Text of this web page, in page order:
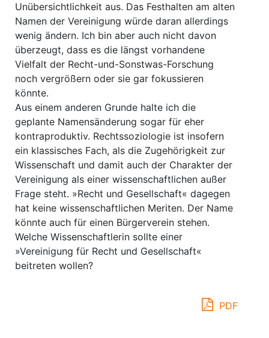
Unübersichtlichkeit aus. Das Festhalten am alten
Namen der Vereinigung würde daran allerdings
wenig ändern. Ich bin aber auch nicht davon
überzeugt, dass es die längst vorhandene
Vielfalt der Recht-und-Sonstwas-Forschung
noch vergrößern oder sie gar fokussieren
könnte.
Aus einem anderen Grunde halte ich die
geplante Namensänderung sogar für eher
kontraproduktiv. Rechtssoziologie ist insofern
ein klassisches Fach, als die Zugehörigkeit zur
Wissenschaft und damit auch der Charakter der
Vereinigung als einer wissenschaftlichen außer
Frage steht. »Recht und Gesellschaft« dagegen
hat keine wissenschaftlichen Meriten. Der Name
könnte auch für einen Bürgerverein stehen.
Welche Wissenschaftlerin sollte einer
»Vereinigung für Recht und Gesellschaft«
beitreten wollen?
PDF